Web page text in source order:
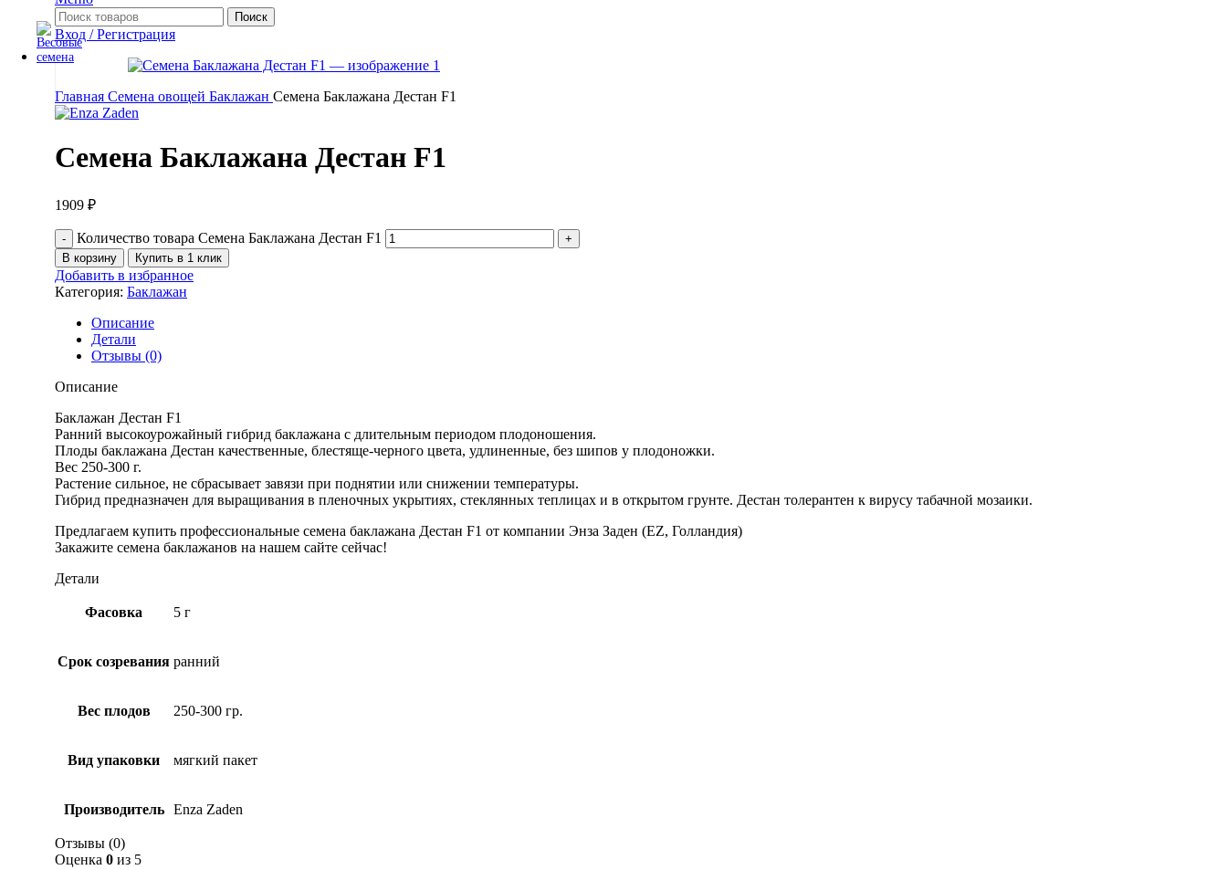
Поиск
Вход / Регистрация
Главная Семена овощей Баклажан Семена Баклажана Дестан F1
Семена Баклажана Дестан F1
1909 ₽
Количество товара Семена Баклажана Дестан F1
В корзину Купить в 1 клик
Добавить в избранное
Категория: Баклажан
Описание
Детали
Отзывы (0)
Описание
Баклажан Дестан F1
Ранний высокоурожайный гибрид баклажана с длительным периодом плодоношения.
Плоды баклажана Дестан качественные, блестяще-черного цвета, удлиненные, без шипов у плодоножки.
Вес 250-300 г.
Растение сильное, не сбрасывает завязи при поднятии или снижении температуры.
Гибрид предназначен для выращивания в пленочных укрытиях, стеклянных теплицах и в открытом грунте. Дестан толерантен к вирусу табачной мозаики.
Предлагаем купить профессиональные семена баклажана Дестан F1 от компании Энза Заден (EZ, Голландия)
Закажите семена баклажанов на нашем сайте сейчас!
Детали
Фасовка 5 г
Срок созревания ранний
Вес плодов 250-300 гр.
Вид упаковки мягкий пакет
Производитель Enza Zaden
Отзывы (0)
Оценка 0 из 5